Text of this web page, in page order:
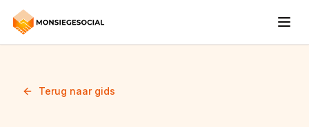
Terug naar gids